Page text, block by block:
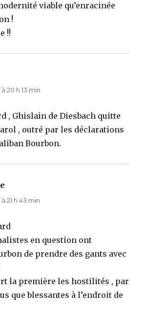
viable qu’enracinée
!
!!
20 h 13 min
, Ghislain de Diesbach quitte
, outré par les déclarations
Bourbon.
21 h 43 min
en question ont
de prendre des gants avec
la première les hostilités , par
que blessantes à l’endroit de